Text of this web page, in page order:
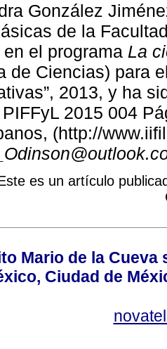
González
de la
el programa La
de Ciencias) para
2013, y ha
2015 004
(http://
es un artículo
Mario de la Cueva
Ciudad de